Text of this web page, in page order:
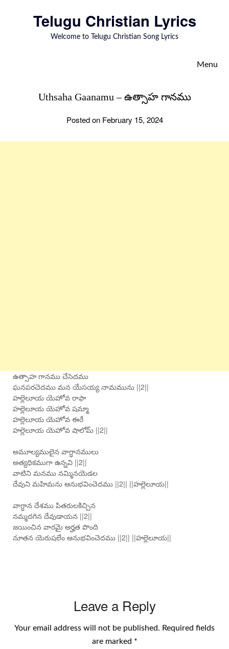
Telugu Christian Lyrics
Welcome to Telugu Christian Song Lyrics
Menu
Uthsaha Gaanamu – ఉత్సాహ గానము
Posted on February 15, 2024
ఉత్సాహ గానము చేసెదము
ఘనపరచెదము మన యేసయ్య నామమును ||2||
హల్లెలూయ యెహోవ రాఫా
హల్లెలూయ యెహోవ షమ్మా
హల్లెలూయ యెహోవ ఈరే
హల్లెలూయ యెహోవ షాలోమ్ ||2||
అమూల్యములైన వాగ్ధానములు
అత్యధికముగా ఉన్నవి ||2||
వాటిని మనము నమ్మినయెడల
దేవుని మహిమను ఆనుభవించెదము ||2|| ||హల్లెలూయ||
వాగ్ధాన దేశము పితరులకిచ్చిన
నమ్మదగిన దేవుడాయన ||2||
జయించిన వారమై అర్హత పొంది
నూతన యెరుషలేం ఆనుభవించెదము ||2|| ||హల్లెలూయ||
Leave a Reply
Your email address will not be published. Required fields
are marked *